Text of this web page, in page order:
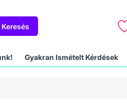
Keresés
Gyakran Ismételt Kérdések